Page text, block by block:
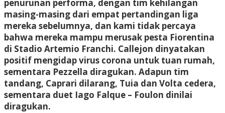
penurunan performa, dengan tim kehilangan
masing-masing dari empat pertandingan liga
mereka sebelumnya, dan kami tidak percaya
bahwa mereka mampu merusak pesta Fiorentina
di Stadio Artemio Franchi. Callejon dinyatakan
positif mengidap virus corona untuk tuan rumah,
sementara Pezzella diragukan. Adapun tim
tandang, Caprari dilarang, Tuia dan Volta cedera,
sementara duet Iago Falque – Foulon dinilai
diragukan.